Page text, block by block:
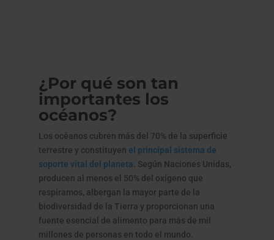
¿Por qué son tan
importantes los
océanos?
Los océanos cubren más del 70% de la superficie
terrestre y constituyen el principal sistema de
soporte vital del planeta . Según Naciones Unidas,
producen al menos el 50% del oxígeno que
respiramos, albergan la mayor parte de la
biodiversidad de la Tierra y proporcionan una
fuente esencial de alimento para más de mil
millones de personas en todo el mundo.